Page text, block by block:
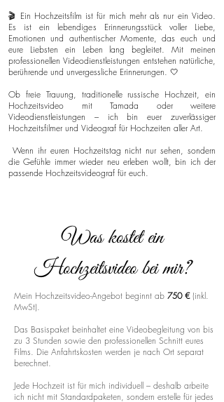
🎬 Ein Hochzeitsfilm ist für mich mehr als nur ein Video.
Es ist ein lebendiges Erinnerungsstück voller Liebe,
Emotionen und authentischer Momente, das euch und
eure Liebsten ein Leben lang begleitet. Mit meinen
professionellen Videodienstleistungen entstehen natürliche,
berührende und unvergessliche Erinnerungen. 🤍
Ob freie Trauung, traditionelle russische Hochzeit, ein
Hochzeitsvideo mit Tamada oder weitere
Videodienstleistungen – ich bin euer zuverlässiger
Hochzeitsfilmer und Videograf für Hochzeiten aller Art.
Wenn ihr euren Hochzeitstag nicht nur sehen, sondern
die Gefühle immer wieder neu erleben wollt, bin ich der
passende Hochzeitsvideograf für euch.
Was kostet ein
Hochzeitsvideo bei mir?
Mein Hochzeitsvideo-Angebot beginnt ab 750 € (inkl.
MwSt).
Das Basispaket beinhaltet eine Videobegleitung von bis
zu 3 Stunden sowie den professionellen Schnitt eures
Films. Die Anfahrtskosten werden je nach Ort separat
berechnet.
Jede Hochzeit ist für mich individuell – deshalb arbeite
ich nicht mit Standardpaketen, sondern erstelle für jedes